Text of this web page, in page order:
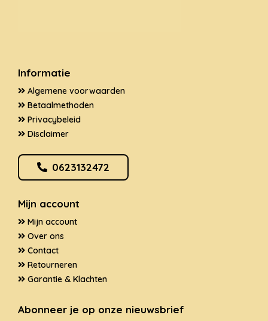
Informatie
Algemene voorwaarden
Betaalmethoden
Privacybeleid
Disclaimer
0623132472
Mijn account
Mijn account
Over ons
Contact
Retourneren
Garantie & Klachten
Abonneer je op onze nieuwsbrief